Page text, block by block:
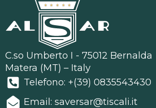
C.so Umberto I - 75012 Bernalda
Matera (MT) – Italy
Telefono: +(39) 0835543430
Email: saversar@tiscali.it